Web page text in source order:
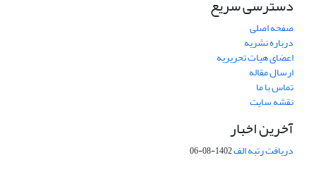
دسترسی سریع
صفحه اصلی
درباره نشریه
اعضای هیات تحریریه
ارسال مقاله
تماس با ما
نقشه سایت
آخرین اخبار
دریافت رتبه الف1402-08-06